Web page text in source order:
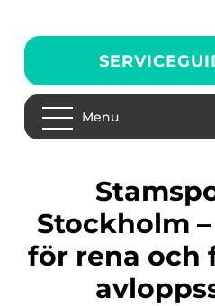
Menu
Stamspolning i
Stockholm
för rena och